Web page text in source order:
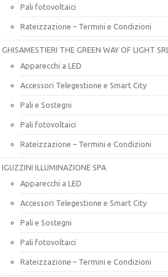
Pali fotovoltaici
Rateizzazione – Termini e Condizioni
GHISAMESTIERI THE GREEN WAY OF LIGHT SRL
Apparecchi a LED
Accessori Telegestione e Smart City
Pali e Sostegni
Pali fotovoltaici
Rateizzazione – Termini e Condizioni
IGUZZINI ILLUMINAZIONE SPA
Apparecchi a LED
Accessori Telegestione e Smart City
Pali e Sostegni
Pali fotovoltaici
Rateizzazione – Termini e Condizioni